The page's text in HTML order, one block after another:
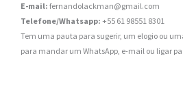
E-mail: fernandolackman@gmail.com
Telefone/Whatsapp: +55 61 98551 8301
Tem uma pauta para sugerir, um elogio ou
para mandar um WhatsApp, e-mail ou ligar